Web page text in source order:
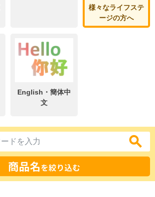
様々なライフステ
ージの方へ
English・簡体中
文
商品名を絞り込む